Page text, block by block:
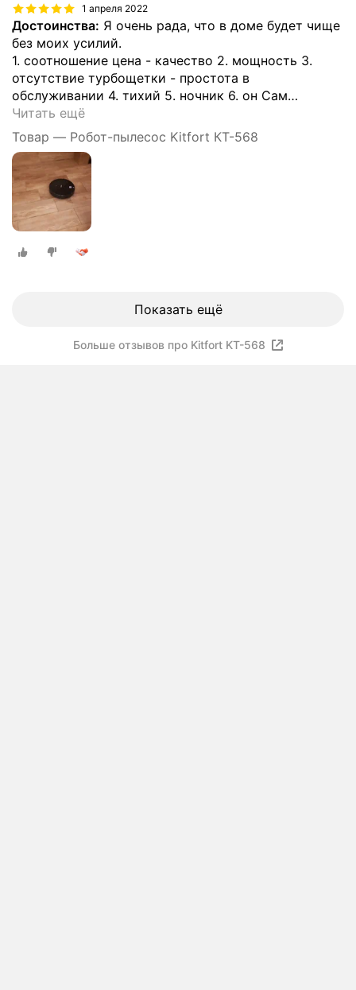
1 апреля 2022
Достоинства: Я очень рада, что в доме будет чище
без моих усилий.
1. соотношение цена - качество 2. мощность 3.
отсутствие турбощетки - простота в
обслуживании 4. тихий 5. ночник 6. он Сам…
Читать ещё
Товар — Робот-пылесос Kitfort КТ-568
Показать ещё
Больше отзывов про Kitfort KT-568